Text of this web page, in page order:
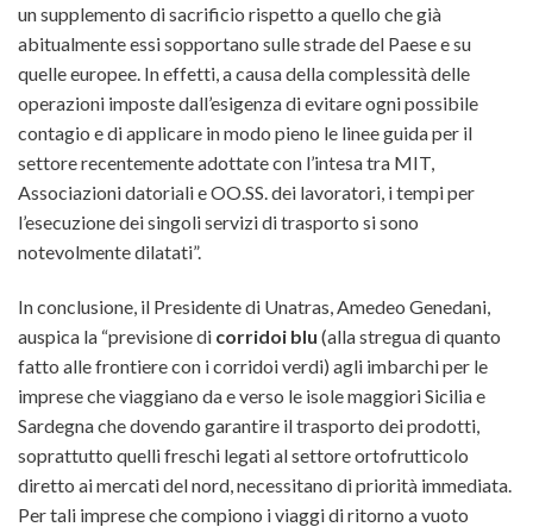
un supplemento di sacrificio rispetto a quello che già
abitualmente essi sopportano sulle strade del Paese e su
quelle europee. In effetti, a causa della complessità delle
operazioni imposte dall’esigenza di evitare ogni possibile
contagio e di applicare in modo pieno le linee guida per il
settore recentemente adottate con l’intesa tra MIT,
Associazioni datoriali e OO.SS. dei lavoratori, i tempi per
l’esecuzione dei singoli servizi di trasporto si sono
notevolmente dilatati”.
In conclusione, il Presidente di Unatras, Amedeo Genedani,
auspica la “previsione di corridoi blu (alla stregua di quanto
fatto alle frontiere con i corridoi verdi) agli imbarchi per le
imprese che viaggiano da e verso le isole maggiori Sicilia e
Sardegna che dovendo garantire il trasporto dei prodotti,
soprattutto quelli freschi legati al settore ortofrutticolo
diretto ai mercati del nord, necessitano di priorità immediata.
Per tali imprese che compiono i viaggi di ritorno a vuoto